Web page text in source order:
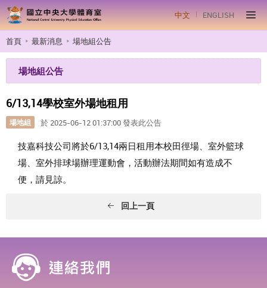
中文 ENGLISH
首頁 最新消息 場地組公告
場地組公告
6/13,14學校室外場地租用
場地組 於 2025-06-12 01:37:00 發表此公告
技嘉科技公司將於6/13,14兩日租用本校田徑場、室外籃球
場、室外排球場辦理運動會，活動辦法期間如有造成不
便，請見諒。
回上一頁